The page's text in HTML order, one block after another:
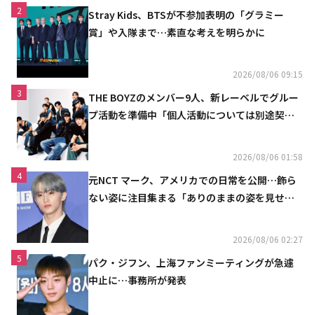
2
Stray Kids、BTSが不参加表明の「グラミー
賞」や入隊まで…素直な考えを明らかに
2026/08/06 09:15
3
THE BOYZのメンバー9人、新レーベルでグルー
プ活動を準備中「個人活動については別途契約
2026/08/06 01:58
4
元NCT マーク、アメリカでの日常を公開…飾ら
ない姿に注目集まる「ありのままの姿を見せた
2026/08/06 02:27
5
パク・ジフン、上海ファンミーティングが急遽
中止に…事務所が発表